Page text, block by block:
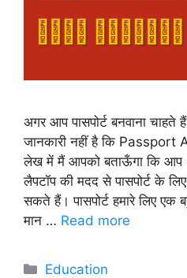
अगर आप पासपोर्ट बनवाना
जानकारी नहीं है कि
लेख में मैं आपको बताऊँगा कि आप
लैपटॉप की मदद से पासपोर्ट के
सकते हैं। पासपोर्ट हमारे लिए एक
मान … Read more
Categories
Education